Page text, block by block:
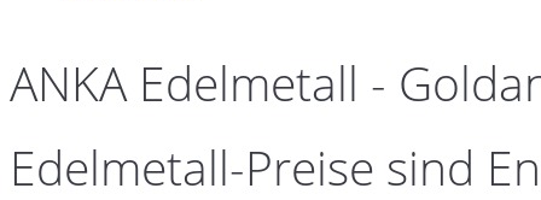
ANKA Edelmetall -
Edelmetall-Preise sind